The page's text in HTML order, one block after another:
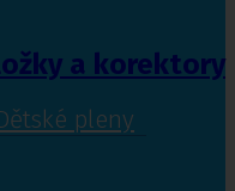
a korektory
pleny